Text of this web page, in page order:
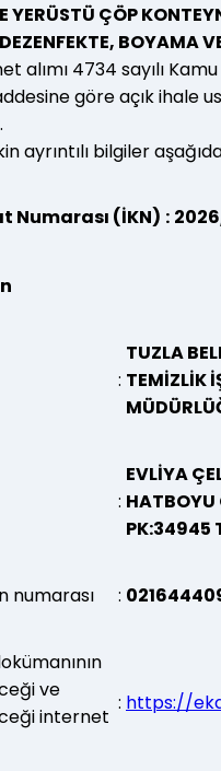
YERÜSTÜ ÇÖP
BOYAMA
alımı 4734 sayılı
göre açık ihale
ayrıntılı bilgiler
Numarası (İKN) :
:
TUZLA
TEMİZLİK
:
EVLİYA
HATBOYU
PK:34945
numarası :
ve
internet
: https://